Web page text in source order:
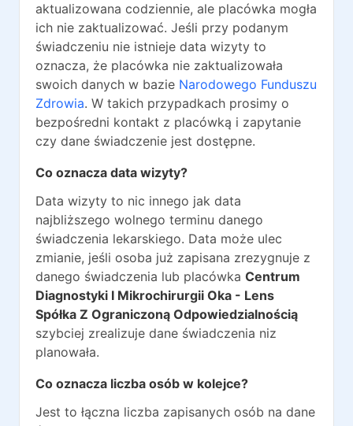
aktualizowana codziennie, ale placówka mogła
ich nie zaktualizować. Jeśli przy podanym
świadczeniu nie istnieje data wizyty to
oznacza, że placówka nie zaktualizowała
swoich danych w bazie Narodowego Funduszu
Zdrowia. W takich przypadkach prosimy o
bezpośredni kontakt z placówką i zapytanie
czy dane świadczenie jest dostępne.
Co oznacza data wizyty?
Data wizyty to nic innego jak data
najbliższego wolnego terminu danego
świadczenia lekarskiego. Data może ulec
zmianie, jeśli osoba już zapisana zrezygnuje z
danego świadczenia lub placówka Centrum
Diagnostyki I Mikrochirurgii Oka - Lens
Spółka Z Ograniczoną Odpowiedzialnością
szybciej zrealizuje dane świadczenia niz
planowała.
Co oznacza liczba osób w kolejce?
Jest to łączna liczba zapisanych osób na dane